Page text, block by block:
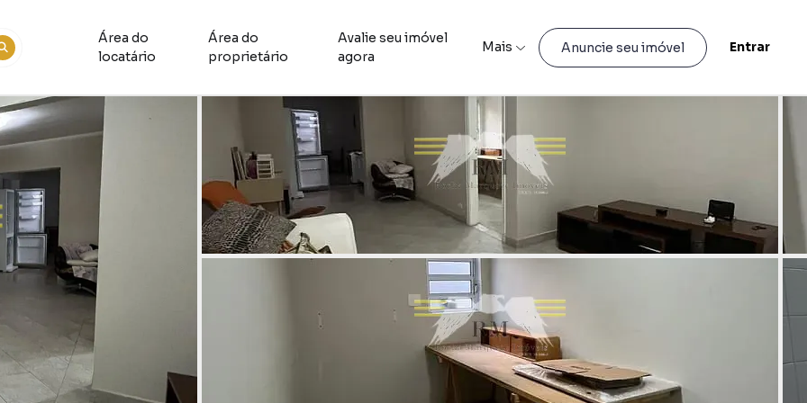
Área do
locatário
Área do
proprietário
Avalie seu imóvel
agora
Mais Anuncie seu imóvel Entrar